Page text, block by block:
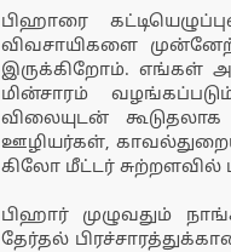
பிஹாரை
விவசாயிகளை
இருக்கிறோம். எங்கள்
மின்சாரம்
விலையுடன்
ஊழியர்கள்,
கிலோ மீட்டர் சுற்றளவில்
பிஹார் முழுவதும்
தேர்தல்